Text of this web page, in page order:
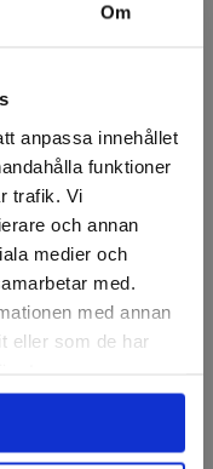
Om
anpassa innehållet
funktioner
trafik. Vi
och annan
medier och
med.
med annan
eller som de har
180gr.
kr
i lager